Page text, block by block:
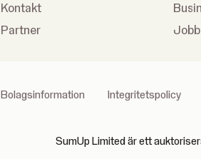
Kontakt
Partner
Jobb
Bolagsinformation Integritetspolicy
SumUp Limited är ett